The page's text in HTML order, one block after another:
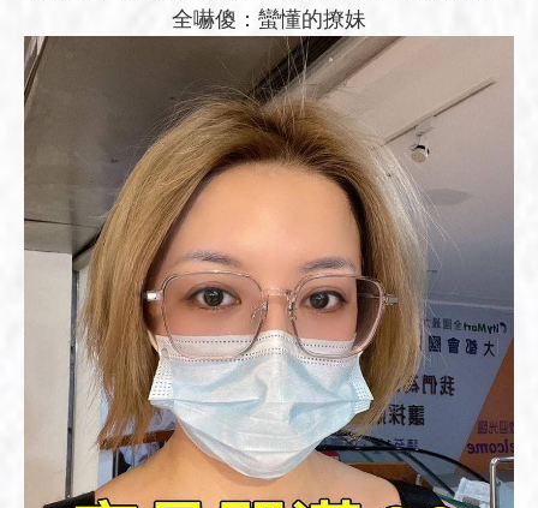
全嚇傻：蠻懂的撩妹